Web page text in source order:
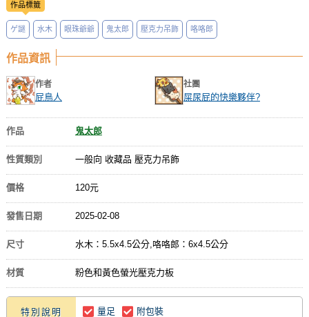
作品標籤
ゲ謎 水木 眼珠爺爺 鬼太郎 壓克力吊飾 咯咯郎
作品資訊
作者
屁鳥人
社團
屎尿屁的快樂夥伴?
作品 鬼太郎
性質類別 一般向 收藏品 壓克力吊飾
價格 120元
發售日期 2025-02-08
尺寸 水木：5.5x4.5公分,咯咯郎：6x4.5公分
材質 粉色和黃色螢光壓克力板
特別說明 量足 附包裝